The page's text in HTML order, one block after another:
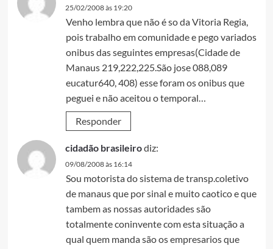
25/02/2008 às 19:20
Venho lembra que não é so da Vitoria Regia,
pois trabalho em comunidade e pego variados
onibus das seguintes empresas(Cidade de
Manaus 219,222,225.São jose 088,089
eucatur640, 408) esse foram os onibus que
peguei e não aceitou o temporal…
Responder
cidadão brasileirodiz:
09/08/2008 às 16:14
Sou motorista do sistema de transp.coletivo
de manaus que por sinal e muito caotico e que
tambem as nossas autoridades são
totalmente coninvente com esta situação a
qual quem manda são os empresarios que